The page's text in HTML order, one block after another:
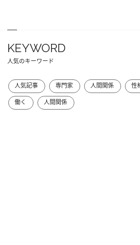
KEYWORD
人気のキーワード
人気記事 専門家 人間関係 性
働く
人間関係